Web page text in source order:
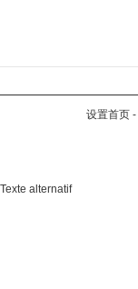
设置首页 -
Texte alternatif